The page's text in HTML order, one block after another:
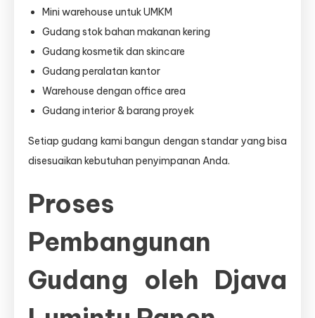
Mini warehouse untuk UMKM
Gudang stok bahan makanan kering
Gudang kosmetik dan skincare
Gudang peralatan kantor
Warehouse dengan office area
Gudang interior & barang proyek
Setiap gudang kami bangun dengan standar yang bisa
disesuaikan kebutuhan penyimpanan Anda.
Proses
Pembangunan
Gudang oleh Djava